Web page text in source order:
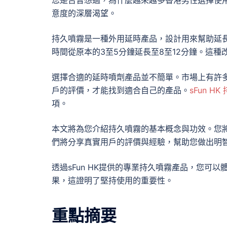
意度的深層渴望。
持久噴霧是一種外用延時產品，設計用來幫助
時間從原本的3至5分鐘延長至8至12分鐘。這種
選擇合適的延時噴劑產品並不簡單。市場上有
戶的評價，才能找到適合自己的產品。 sFun HK
項。
本文將為您介紹持久噴霧的基本概念與功效。
們將分享真實用戶的評價與經驗，幫助您做出明
透過sFun HK提供的專業持久噴霧產品，您可以
果，這證明了堅持使用的重要性。
重點摘要